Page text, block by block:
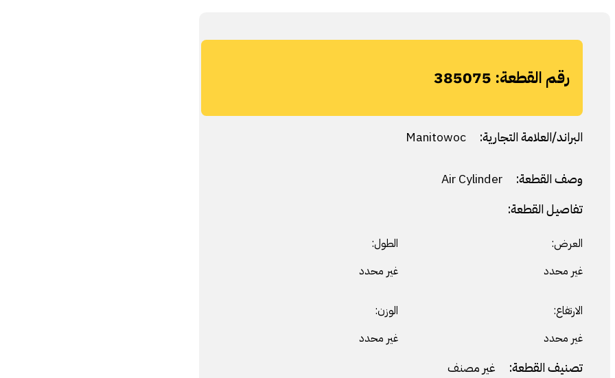
رقم القطعة: 385075
البراند/العلامة التجارية: Manitowoc
وصف القطعة:
Air Cylinder
تفاصيل القطعة:
العرض:
غير محدد
الطول:
غير محدد
الارتفاع:
غير محدد
الوزن:
غير محدد
تصنيف القطعة: غير مصنف